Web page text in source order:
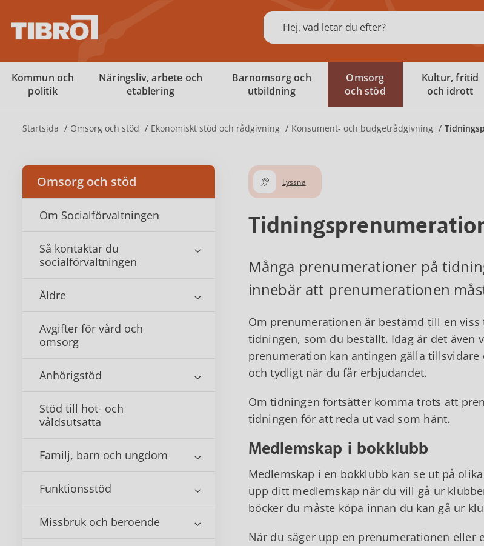
Sök
Kommun och
politik
Näringsliv, arbete och
etablering
Barnomsorg och
utbildning
Omsorg
och stöd
Kultur, fritid
och idrott
Startsida Omsorg och stöd Ekonomiskt stöd och rådgivning Konsument- och budgetrådgivning
Omsorg och stöd
Om Socialförvaltningen
Så kontaktar du
socialförvaltningen
Äldre
Avgifter för vård och
omsorg
Anhörigstöd
Stöd till hot- och
våldsutsatta
Familj, barn och ungdom
Funktionsstöd
Missbruk och beroende
Lyssna
Många prenumerationer på
innebär att prenumerationen
Om prenumerationen är bestämd till en
tidningen, som du beställt. Idag är det även
prenumeration kan antingen gälla
och tydligt när du får erbjudandet.
Om tidningen fortsätter komma trots att
tidningen för att reda ut vad som hänt.
Medlemskap i bokklubb
Medlemskap i en bokklubb kan se ut på
upp ditt medlemskap när du vill gå ur
böcker du måste köpa innan du kan gå ur
När du säger upp en prenumerationen